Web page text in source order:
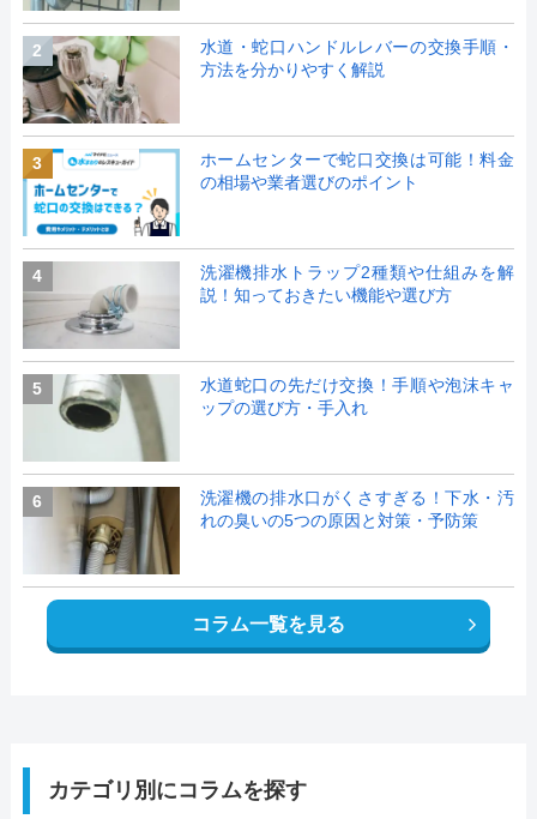
2
水道・蛇口ハンドルレバーの交換手順・
方法を分かりやすく解説
3
ホームセンターで蛇口交換は可能！料金
の相場や業者選びのポイント
4
洗濯機排水トラップ2種類や仕組みを解
説！知っておきたい機能や選び方
5
水道蛇口の先だけ交換！手順や泡沫キャ
ップの選び方・手入れ
6
洗濯機の排水口がくさすぎる！下水・汚
れの臭いの5つの原因と対策・予防策
コラム一覧を見る
カテゴリ別にコラムを探す